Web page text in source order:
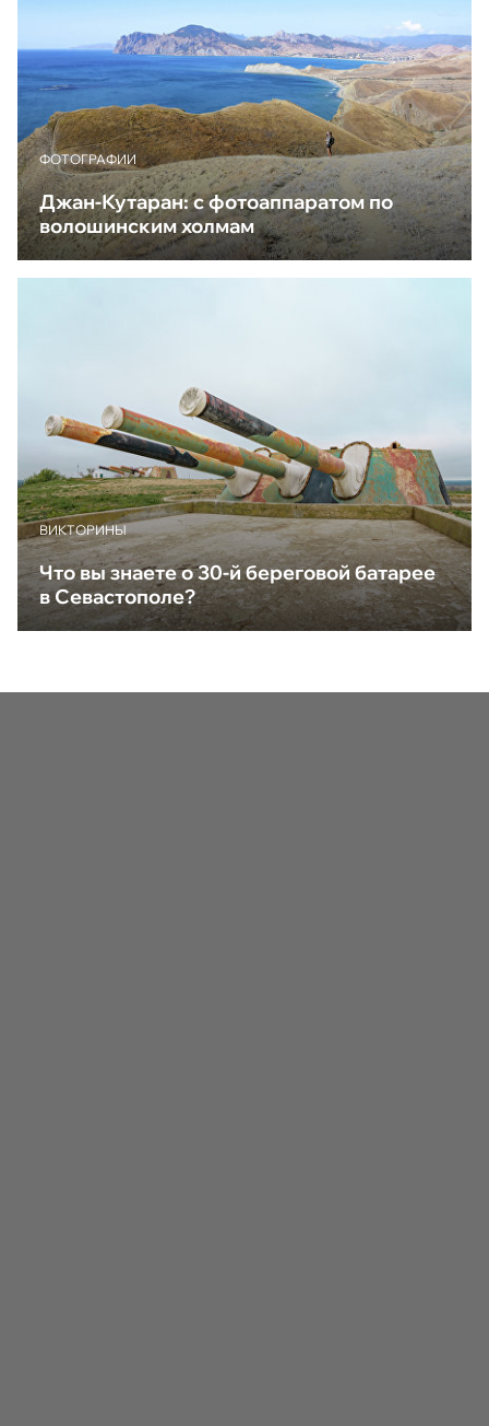
ФОТОГРАФИИ
Джан-Кутаран: с фотоаппаратом по
волошинским холмам
ВИКТОРИНЫ
Что вы знаете о 30-й береговой батарее
в Севастополе?